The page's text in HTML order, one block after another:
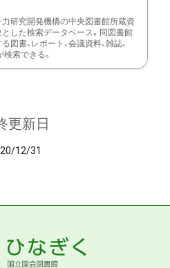
力研究開発機構の中央図書館所蔵資
した検索データベース。同図書館
図書、レポート、会議資料、雑誌、
検索できる。
更新日
12/31